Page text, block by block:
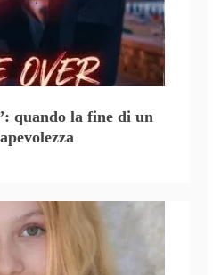
quando la fine di un